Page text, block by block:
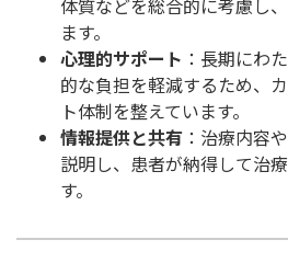
体質などを総合的に考慮し
ます。
心理的サポート ：長期にわ
的な負担を軽減するため、
ト体制を整えています。
情報提供と共有 ：治療内容
説明し、患者が納得して治
す。